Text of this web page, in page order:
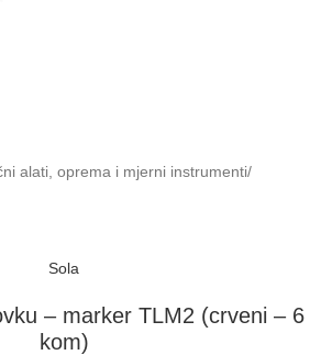
alati, oprema i mjerni instrumenti/
Sola
– marker TLM2 (crveni – 6
kom)